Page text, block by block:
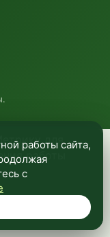
для
работы
работы сайта,
с